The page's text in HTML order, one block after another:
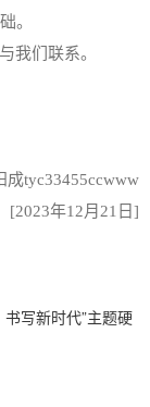
。
我们联系。
成tyc33455ccwww
[2023年12月21日]
写新时代”主题硬